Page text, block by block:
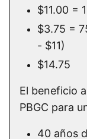
$11.00 =
$3.75 =
- $11)
$14.75
El beneficio
PBGC para
40 años